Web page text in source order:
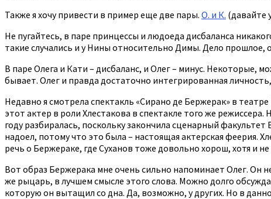
Также я хочу привести в пример еще две пары. О. и К. (давайте
Не пугайтесь, в паре принцессы и людоеда дисбаланса
такие случались и у Нины относительно Димы. Дело прошлое,
В паре Олега и Кати – дисбаланс, и Олег – минус. Некоторые,
бывает. Олег и правда достаточно интегрированная
Недавно я смотрела спектакль «Сирано де Бержерак» в
этот актер в роли Хлестакова в спектакле того же
году разбиралась, поскольку закончила сценарный
надоел, потому что это была – настоящая актерская феерия.
речь о Бержераке, где Суханов тоже довольно хорош, хотя и
Вот образ Бержерака мне очень сильно напоминает Олег.
же рыцарь, в лучшем смысле этого слова. Можно долго
которую он вытащил со дна. Да, возможно, у других. Но в